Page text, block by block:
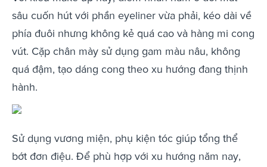
sâu cuốn hút với phần eyeliner vừa phải, kéo dài về
phía đuôi nhưng không kẻ quá cao và hàng mi cong
vút. Cặp chân mày sử dụng gam màu nâu, không
quá đậm, tạo dáng cong theo xu hướng đang thịnh
hành.
Sử dụng vương miện, phụ kiện tóc giúp tổng thể
bớt đơn điệu. Để phù hợp với xu hướng năm nay,